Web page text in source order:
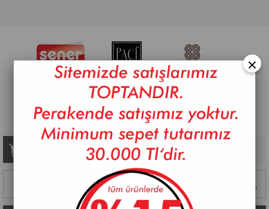
Sepetim 0 Ürün
×